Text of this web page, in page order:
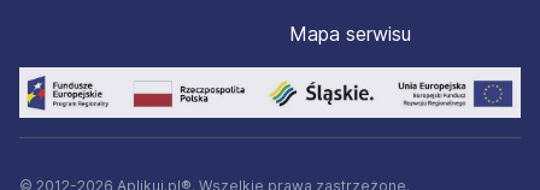
Mapa serwisu
© 2012-2026 Aplikuj.pl®. Wszelkie prawa zastrzeżone.